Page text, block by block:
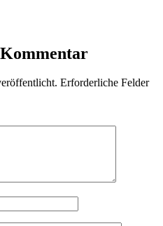
Erforderliche Felder